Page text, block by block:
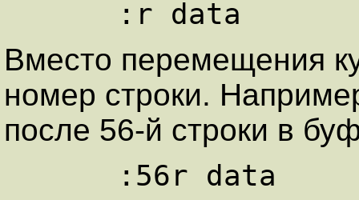
Вместо перемещения
номер строки.
после 56-й строки в